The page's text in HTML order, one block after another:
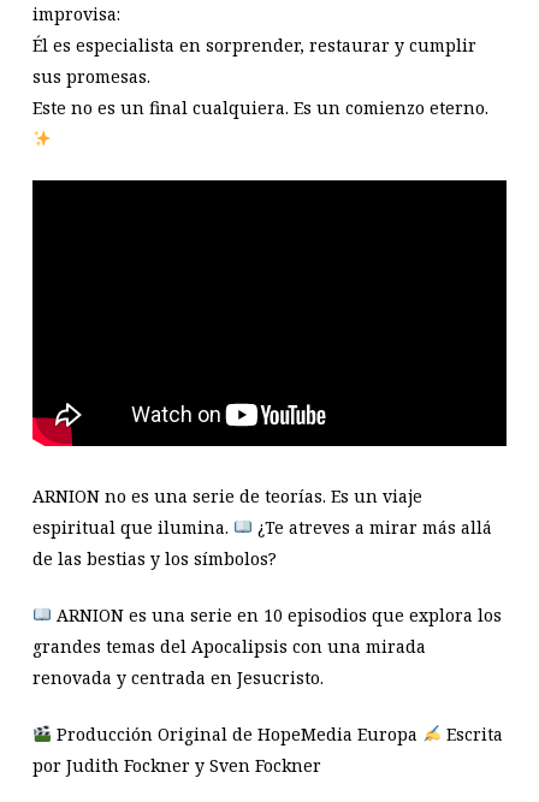
improvisa:
Él es especialista en sorprender, restaurar y cumplir
sus promesas.
Este no es un final cualquiera. Es un comienzo eterno.
ARNION no es una serie de teorías. Es un viaje
espiritual que ilumina.
¿Te atreves a mirar más allá
de las bestias y los símbolos?
ARNION es una serie en 10 episodios que explora los
grandes temas del Apocalipsis con una mirada
renovada y centrada en Jesucristo.
Producción Original de HopeMedia Europa
Escrita
por Judith Fockner y Sven Fockner